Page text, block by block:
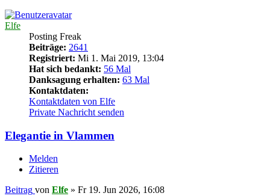
Elfe
Posting Freak
Beiträge: 2641
Registriert: Mi 1. Mai 2019, 13:04
Hat sich bedankt: 56 Mal
Danksagung erhalten: 63 Mal
Kontaktdaten:
Kontaktdaten von Elfe
Private Nachricht senden
Elegantie in Vlammen
Melden
Zitieren
Beitrag von Elfe » Fr 19. Jun 2026, 16:08